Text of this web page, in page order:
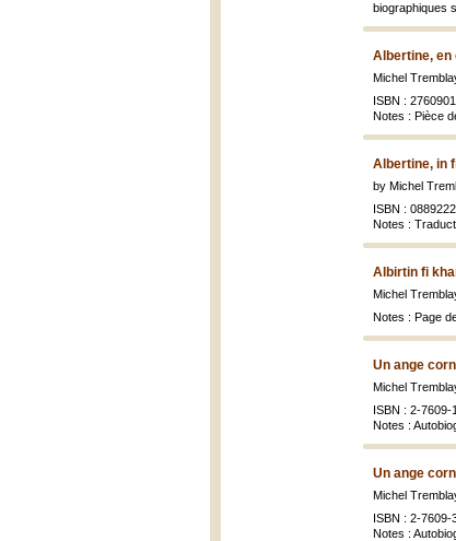
biographiques
Albertine, en
Michel
ISBN :
Notes : Pièce
Albertine, in
by Michel
ISBN :
Notes :
Albirtin fi
Michel
Notes : Page
Un ange
Michel
ISBN : 2-
Notes :
Un ange
Michel
ISBN : 2-
Notes :